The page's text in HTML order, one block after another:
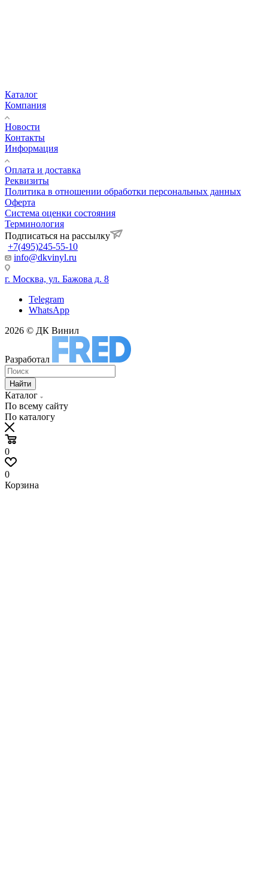
Каталог
Компания
Новости
Контакты
Информация
Оплата и доставка
Реквизиты
Политика в отношении обработки персональных данных
Оферта
Система оценки состояния
Терминология
Подписаться на рассылку
+7(495)245-55-10
info@dkvinyl.ru
г. Москва, ул. Бажова д. 8
Telegram
WhatsApp
2026 © ДК Винил
Разработал
Найти
Каталог
По всему сайту
По каталогу
0
0
Корзина